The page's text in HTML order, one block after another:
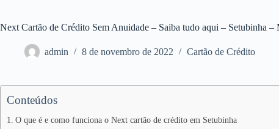
Next Cartão de Crédito Sem Anuidade – Saiba tudo aqui – Setubinha –
admin 8 de novembro de 2022 Cartão de Crédito
Conteúdos
O que é e como funciona o Next cartão de crédito em Setubinha